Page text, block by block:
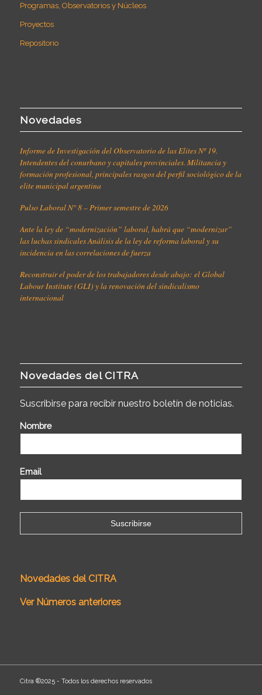
Programas, Observatorios y Núcleos
Proyectos
Repositorio
Novedades
Informe de Investigación del Observatorio de las Elites Nº 19.
Intendentes del conurbano y capitales provinciales. Militancia y
formación profesional, principales rasgos del perfil sociológico de la
elite municipal argentina
Pulso Laboral N° 8 – Primer semestre de 2026
Ante la ley de “modernización” laboral, habrá que “modernizar”
las luchas sindicales Análisis de la ley de reforma laboral y su
incidencia en las correlaciones de fuerza
Reconstruir el poder de los trabajadores desde abajo: el Global
Labour Institute (GLI) y la renovación del sindicalismo
internacional
Novedades del CITRA
Suscribirse para recibir nuestro boletín de noticias.
Nombre
Email
Novedades del CITRA
Ver Números anteriores
Citra ®2025 - Todos los derechos reservados